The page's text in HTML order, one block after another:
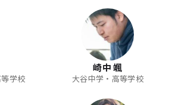
学校
崎中 颯
大谷中学・高等学校